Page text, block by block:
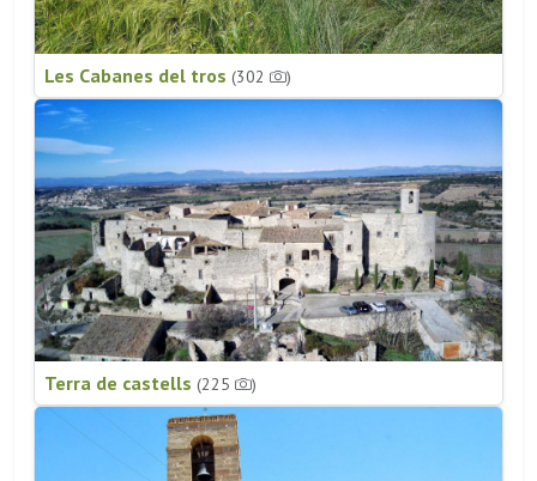
Les Cabanes del tros (302 )
Terra de castells (225 )